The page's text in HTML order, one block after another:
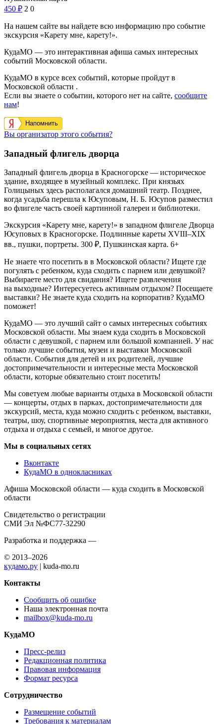
450 ₽ 2 0
На нашем сайте вы найдете всю информацию про событие
экскурсия «Карету мне, карету!».
КудаМО — это интерактивная афиша самых интересных
событий Московской области.
КудаМО в курсе всех событий, которые пройдут в
Московской области .
Если вы знаете о событии, которого нет на сайте, сообщите
нам!
Напомнить
Вы организатор этого события?
Западный флигель дворца
Западный флигель дворца в Красногорске — историческое
здание, входящее в музейный комплекс. При князьях
Голицыных здесь располагался домашний театр. Позднее,
когда усадьба перешла к Юсуповым, Н. Б. Юсупов разместил
во флигеле часть своей картинной галереи и библиотеки.
Экскурсия «Карету мне, карету!» в западном флигеле Дворца
Юсуповых в Красногорске. Подлинные кареты XVIII–XIX
вв., пушки, портреты. 300 ₽, Пушкинская карта. 6+
Не знаете что посетить в в Московской области? Ищете где
погулять с ребенком, куда сходить с парнем или девушкой?
Выбираете место для свидания? Ищете развлечения
на выходные? Интересуетесь активным отдыхом? Посещаете
выставки? Не знаете куда сходить на корпоратив? КудаМО
поможет!
КудаМО — это лучший сайт о самых интересных событиях
Московской области. Мы знаем куда сходить в Московской
области с девушкой, с парнем или большой компанией. У нас
только лучшие события, музеи и выставки Московской
области. События для детей и их родителей, лучшие
достопримечательности и интересные места Московской
области, которые обязательно стоит посетить!
Мы советуем любые варианты отдыха в Московской области
— концерты, отдых в парках, достопримечательности для
экскурсий, места, куда можно сходить с ребенком, выставки,
театры, шоу, спортивные мероприятия, места для активного
отдыха и отдыха с семьей, и многое другое.
Мы в социальных сетях
Вконтакте
КудаМО в однокласниках
Афиша Московской области — куда сходить в Московской
области
Свидетельство о регистрации
СМИ Эл №ФС77-32290
Разработка и поддержка —
© 2013–2026
кудамо.ру | kuda-mo.ru
Контакты
Сообщить об ошибке
Наша электронная почта
mailbox@kuda-mo.ru
КудаМО
Пресс-релиз
Редакционная политика
Правовая информация
Формат ресурса
Сотрудничество
Размещение событий
Требования к материалам